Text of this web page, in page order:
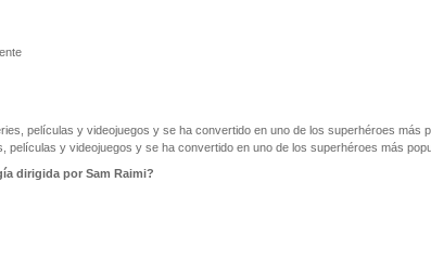
películas y videojuegos y se ha convertido en uno de los superhéroes más
dirigida por Sam Raimi?